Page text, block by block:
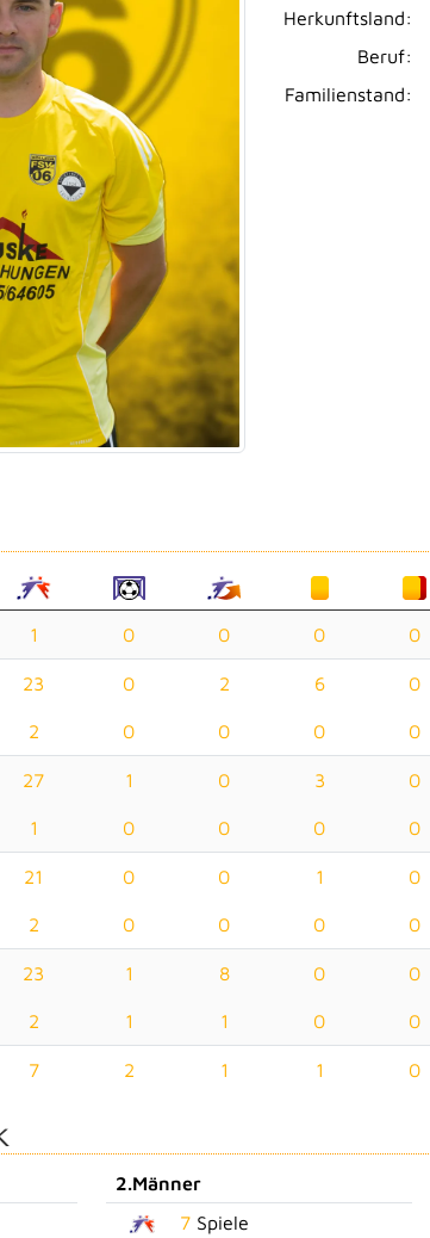
Herkunftsland:
Beruf:
Familienstand:
1 0 0 0 0
23 0 2 6 0
2 0 0 0 0
27 1 0 3 0
1 0 0 0 0
21 0 0 1 0
2 0 0 0 0
23 1 8 0 0
2 1 1 0 0
7 2 1 1 0
2.Männer
7 Spiele